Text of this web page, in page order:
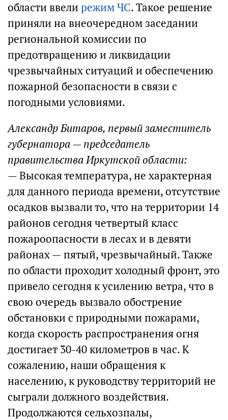
области ввели режим ЧС. Такое решение
приняли на внеочередном заседании
региональной комиссии по
предотвращению и ликвидации
чрезвычайных ситуаций и обеспечению
пожарной безопасности в связи с
погодными условиями.
Александр Битаров, первый заместитель
губернатора — председатель
правительства Иркутской области:
— Высокая температура, не характерная
для данного периода времени, отсутствие
осадков вызвали то, что на территории 14
районов сегодня четвертый класс
пожароопасности в лесах и в девяти
районах — пятый, чрезвычайный. Также
по области проходит холодный фронт, это
привело сегодня к усилению ветра, что в
свою очередь вызвало обострение
обстановки с природными пожарами,
когда скорость распространения огня
достигает 30-40 километров в час. К
сожалению, наши обращения к
населению, к руководству территорий не
сыграли должного воздействия.
Продолжаются сельхозпалы,